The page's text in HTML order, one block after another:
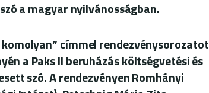
a magyar nyilvánosságban.
címmel rendezvénysorozatot
a Paks II beruházás költségvetési és
szó. A rendezvényen Romhányi